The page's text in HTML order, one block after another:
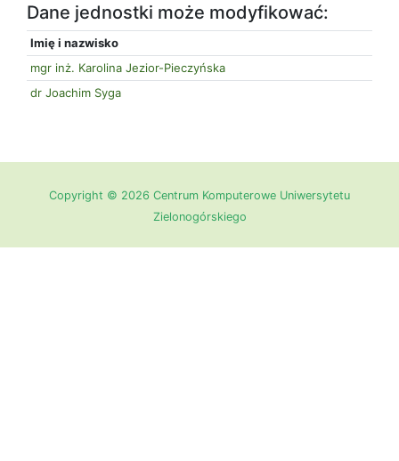
Dane jednostki może modyfikować:
Imię i nazwisko
mgr inż. Karolina Jezior-Pieczyńska
dr Joachim Syga
Copyright © 2026 Centrum Komputerowe Uniwersytetu
Zielonogórskiego